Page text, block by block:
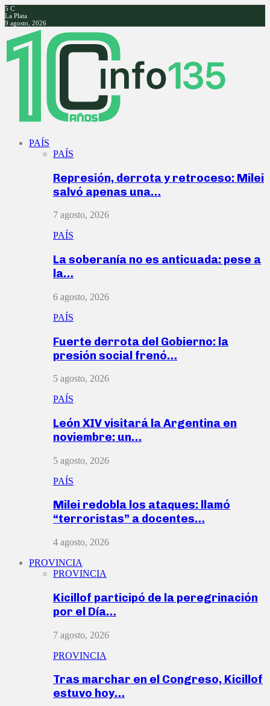
5 C
La Plata
9 agosto, 2026
Facebook
Twitter
Instagram
Youtube
PAÍS
PAÍS
Represión, derrota y retroceso: Milei
salvó apenas una…
7 agosto, 2026
PAÍS
La soberanía no es anticuada: pese a
la…
6 agosto, 2026
PAÍS
Fuerte derrota del Gobierno: la
presión social frenó…
5 agosto, 2026
PAÍS
León XIV visitará la Argentina en
noviembre: un…
5 agosto, 2026
PAÍS
Milei redobla los ataques: llamó
“terroristas” a docentes…
4 agosto, 2026
PROVINCIA
PROVINCIA
Kicillof participó de la peregrinación
por el Día…
7 agosto, 2026
PROVINCIA
Tras marchar en el Congreso, Kicillof
estuvo hoy…